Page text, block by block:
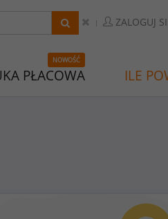
ZALOGUJ
NOWOŚĆ
PŁACOWA ILE